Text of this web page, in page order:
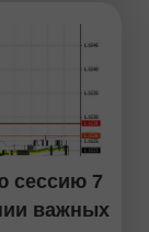
сессию 7
важных